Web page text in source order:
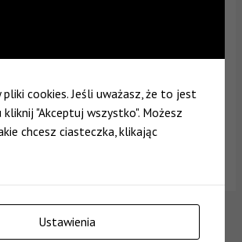
że przerwa wakacyjna w roku
Następny Wpis
pliki cookies. Jeśli uważasz, że to jest
"Akceptuj wszystko". Możesz
chcesz ciasteczka, klikając
Ustawienia